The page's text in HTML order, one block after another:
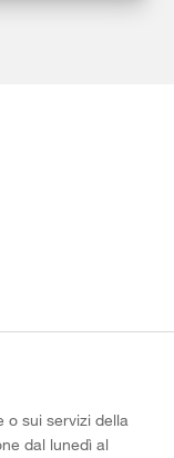
o sui servizi della
dal lunedì al